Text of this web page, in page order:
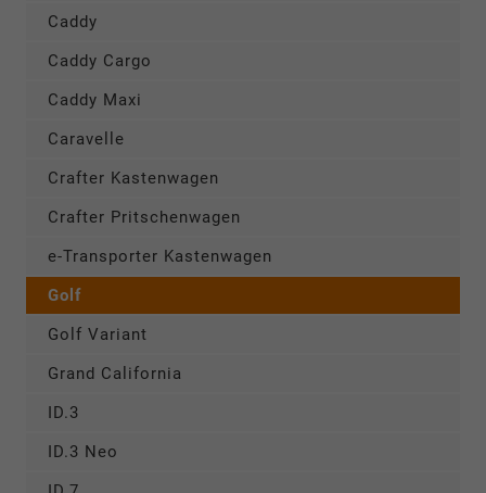
Caddy
Caddy Cargo
Caddy Maxi
Caravelle
Crafter Kastenwagen
Crafter Pritschenwagen
e-Transporter Kastenwagen
Golf
Golf Variant
Grand California
ID.3
ID.3 Neo